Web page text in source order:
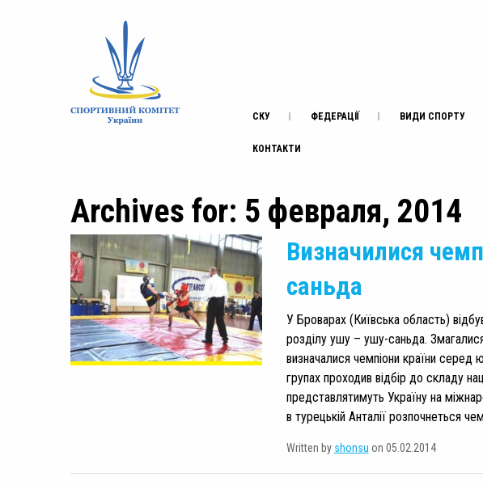
СКУ ФЕДЕРАЦІЇ ВИДИ СПОРТУ
КОНТАКТИ
Archives for: 5 февраля, 2014
Визначилися
саньда
У Броварах (Київська область)
розділу ушу – ушу-саньда.
визначалися чемпіони країни серед
групах проходив відбір до складу
представлятимуть Україну на
в турецькій Анталії розпочнеться
Written by shonsu on 05.02.2014